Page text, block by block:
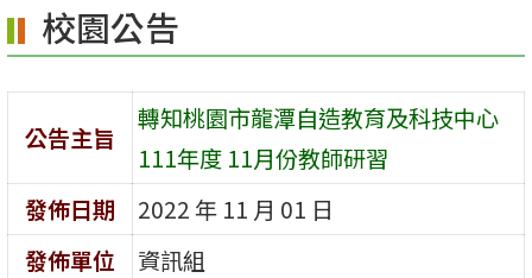
容
區
校園公告
公告主旨
轉知桃園市龍潭自造教育及科技中心
111年度 11月份教師研習
發佈日期
2022 年 11 月 01 日
發佈單位
資訊組